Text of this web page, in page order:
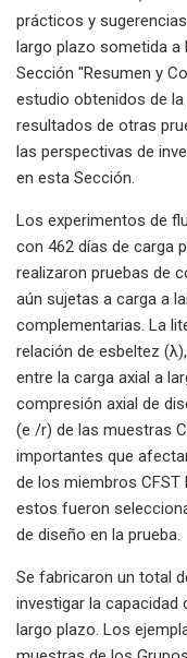
prácticos y
largo plazo sometida a
Sección "Resumen y
estudio obtenidos de
resultados de otras
las perspectivas de
en esta Sección.
Los experimentos de
con 462 días de carga
realizaron pruebas de
aún sujetas a carga a
complementarias. La
relación de esbeltez
entre la carga axial a
compresión axial de
(e /r) de las muestras
importantes que
de los miembros
estos fueron
de diseño en la prueba.
Se fabricaron un total
investigar la capacidad
largo plazo. Los